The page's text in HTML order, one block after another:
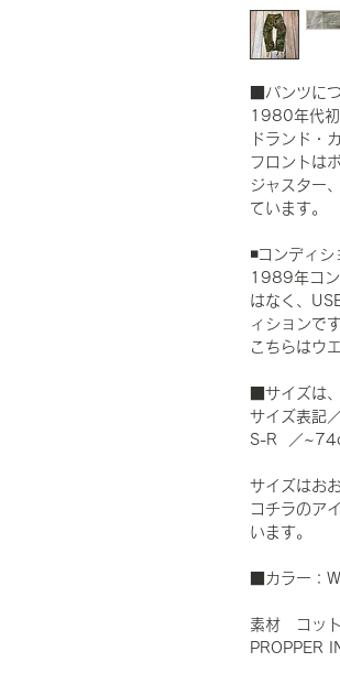
■パンツに
1980年代初
ドランド・
フロントは
ジャスター
ています。
◾️コンディ
1989年コン
はなく、
ィションで
こちらはウ
■サイズは
サイズ表記
S-R ／
サイズはお
コチラのア
います。
■カラー：
素材 コッ
PROPPER